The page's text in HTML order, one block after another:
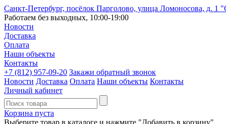
Санкт-Петербург, посёлок Парголово, улица Ломоносова, д. 1
Работаем без выходных, 10:00-19:00
Новости
Доставка
Оплата
Наши объекты
Контакты
+7 (812) 957-09-20 Закажи обратный звонок
Новости Доставка Оплата Наши объекты Контакты
Личный кабинет
Корзина пуста
Выберите товар в каталоге и нажмите "Добавить в корзину"